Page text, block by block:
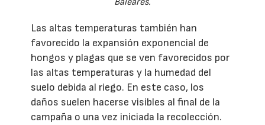
Las altas temperaturas también han
favorecido la expansión exponencial de
hongos y plagas que se ven favorecidos por
las altas temperaturas y la humedad del
suelo debida al riego. En este caso, los
daños suelen hacerse visibles al final de la
campaña o una vez iniciada la recolección.